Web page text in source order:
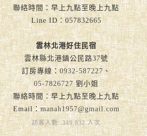
聯絡時間：早上九點至晚上九點
Line ID：057832665
雲林北港好住民宿
雲林縣北港鎮公民路37號
訂房專線：0932-587227、
05-7826727劉小姐
聯絡時間：早上九點至晚上九點
Email：manah1957@gmail.com
訪客人數: 349,832 人次